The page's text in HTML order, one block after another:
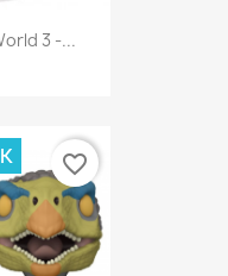
3 -...
favorite_border